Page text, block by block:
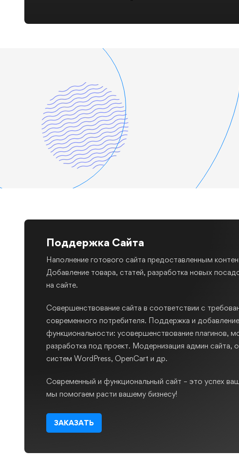
Поддержка Сайта
Наполнение готового сайта предоставленным
Добавление товара, статей, разработка новых
на сайте.
Совершенствование сайта в соответствии с
современного потребителя. Поддержка и добавление
функциональности: усовершенствование плагинов,
разработка под проект. Модернизация админ сайта,
систем WordPress, OpenCart и др.
Современный и функциональный сайт – это успех
мы помогаем расти вашему бизнесу!
ЗАКАЗАТЬ